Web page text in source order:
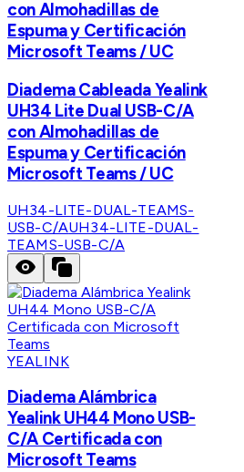
con Almohadillas de
Espuma y Certificación
Microsoft Teams / UC
Diadema Cableada Yealink
UH34 Lite Dual USB-C/A
con Almohadillas de
Espuma y Certificación
Microsoft Teams / UC
UH34-LITE-DUAL-TEAMS-
USB-C/AUH34-LITE-DUAL-
TEAMS-USB-C/A
YEALINK
Diadema Alámbrica
Yealink UH44 Mono USB-
C/A Certificada con
Microsoft Teams